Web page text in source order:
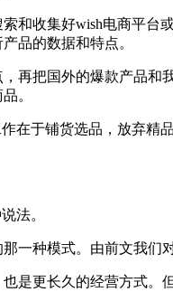
和收集好wish电商平
品的数据和特点。
再把国外的爆款产品
。
在于铺货选品，放弃
法。
一种模式。由前文我
是更长久的经营方式